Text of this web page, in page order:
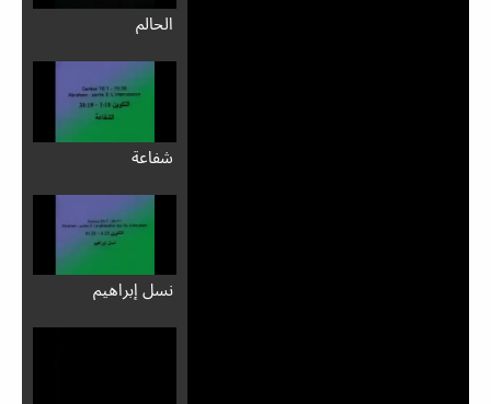
الحالم
شفاعة
نسل إبراهيم